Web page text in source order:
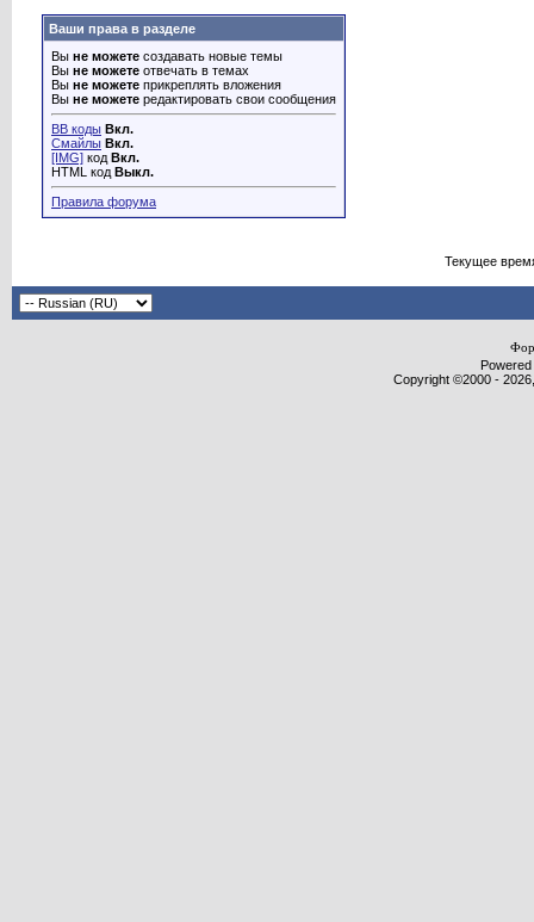
Ваши права в разделе
Вы не можете создавать новые темы
Вы не можете отвечать в темах
Вы не можете прикреплять вложения
Вы не можете редактировать свои сообщения
BB коды Вкл.
Смайлы Вкл.
[IMG] код Вкл.
HTML код Выкл.
Правила форума
Текущее
Copyright ©2000 -